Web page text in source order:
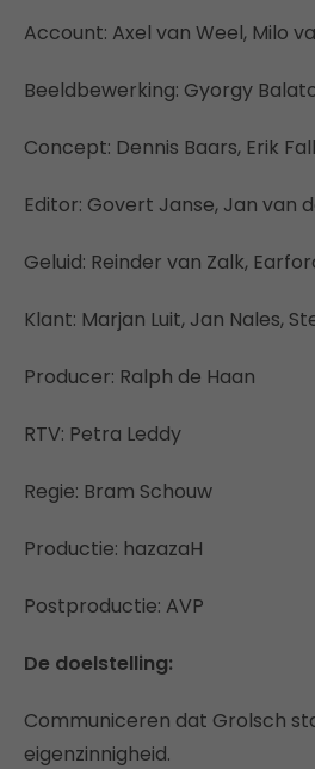
Account: Axel van Weel, Milo
Beeldbewerking: Gyorgy
Concept: Dennis Baars, Erik
Editor: Govert Janse, Jan van
Geluid: Reinder van Zalk,
Klant: Marjan Luit, Jan Nales,
Producer: Ralph de Haan
RTV: Petra Leddy
Regie: Bram Schouw
Productie: hazazaH
Postproductie: AVP
De doelstelling:
Communiceren dat Grolsch
eigenzinnigheid.